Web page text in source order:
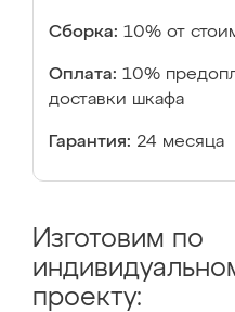
Сборка: 10% от
Оплата: 10%
доставки шкафа
Гарантия: 24 месяца
Изготовим по
проекту: